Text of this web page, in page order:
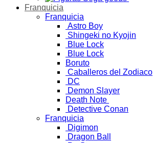
Franquicia
Franquicia
Astro Boy
Shingeki no Kyojin
Blue Lock
Blue Lock
Boruto
Caballeros del Zodiaco
DC
Demon Slayer
Death Note
Detective Conan
Franquicia
Digimon
Dragon Ball